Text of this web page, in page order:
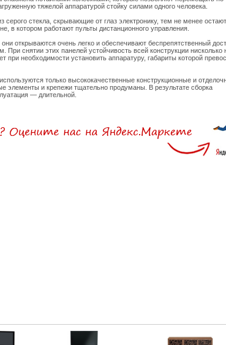
тяжелой аппаратурой стойку силами одного человека.
серого стекла, скрывающие от глаз электронику, тем не менее
в котором работают пульты дистанционного управления.
открываются очень легко и обеспечивают беспрепятственный
При снятии этих панелей устойчивость всей конструкции нисколько
при необходимости установить аппаратуру, габариты которой
только высококачественные конструкционные и
элементы и крепежи тщательно продуманы. В результате сборка
— длительной.